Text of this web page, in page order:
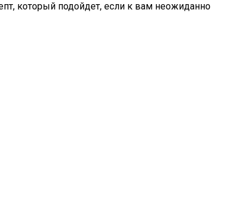
который подойдет, если к вам неожиданно